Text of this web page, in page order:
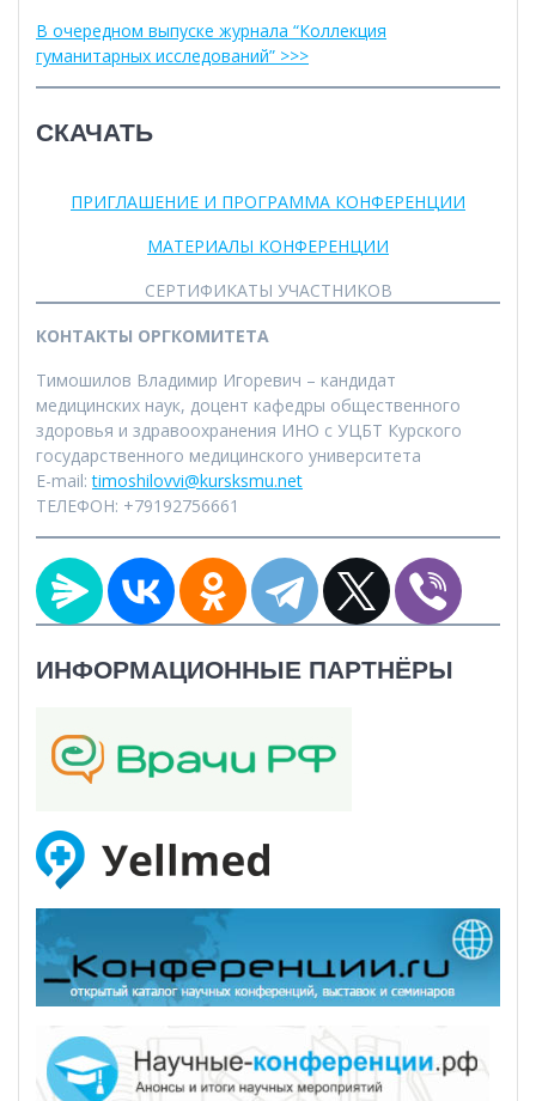
В очередном выпуске журнала “Коллекция
гуманитарных исследований” >>>
СКАЧАТЬ
ПРИГЛАШЕНИЕ И ПРОГРАММА КОНФЕРЕНЦИИ
МАТЕРИАЛЫ КОНФЕРЕНЦИИ
СЕРТИФИКАТЫ УЧАСТНИКОВ
КОНТАКТЫ ОРГКОМИТЕТА
Тимошилов Владимир Игоревич – кандидат
медицинских наук, доцент кафедры общественного
здоровья и здравоохранения ИНО с УЦБТ Курского
государственного медицинского университета
E-mail:timoshilovvi@kursksmu.net
ТЕЛЕФОН: +79192756661
ИНФОРМАЦИОННЫЕ ПАРТНЁРЫ